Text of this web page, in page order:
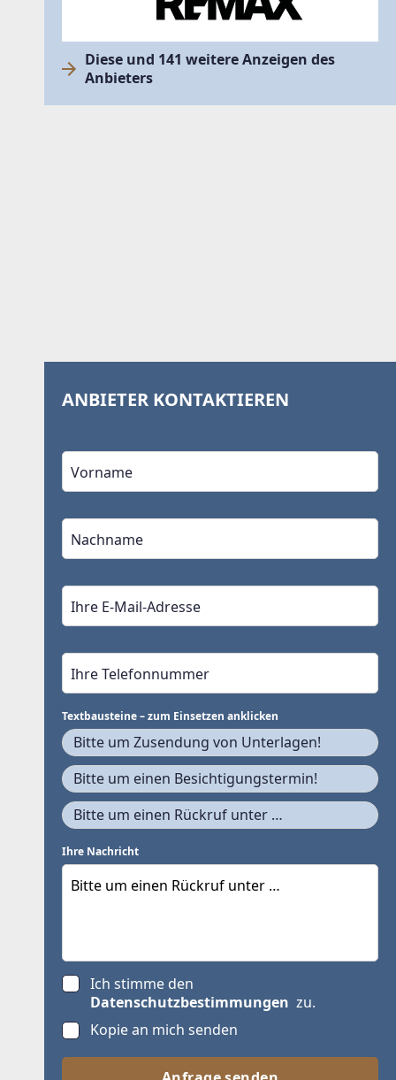
Diese und 141 weitere Anzeigen des
Anbieters
ANBIETER KONTAKTIEREN
Textbausteine – zum Einsetzen anklicken
Bitte um Zusendung von Unterlagen!
Bitte um einen Besichtigungstermin!
Bitte um einen Rückruf unter …
Ihre Nachricht
Ich stimme den
Datenschutzbestimmungen zu.
Kopie an mich senden